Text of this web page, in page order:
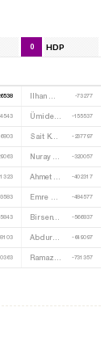
0 HDP
-73277
Ümide Aysu -155537
Sait Kocaman -237797
-320057
-402317
-484577
Birsen Aydın -566837
Abdurraman Karadenız -649097
-731357